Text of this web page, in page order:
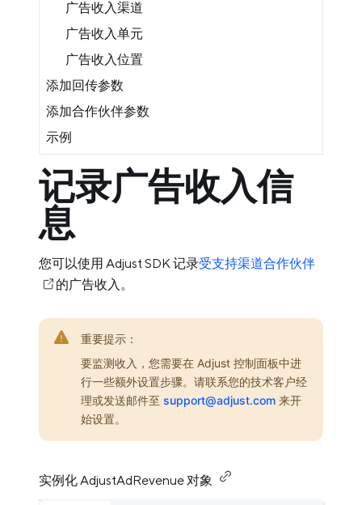
广告收入渠道
广告收入单元
广告收入位置
添加回传参数
添加合作伙伴参数
示例
记录广告收入信
息
您可以使用 Adjust SDK 记录受支持渠道合作伙伴
的广告收入。
重要提示：
要监测收入，您需要在 Adjust 控制面板中进
行一些额外设置步骤。请联系您的技术客户经
理或发送邮件至 support@adjust.com 来开
始设置。
实例化 AdjustAdRevenue 对象